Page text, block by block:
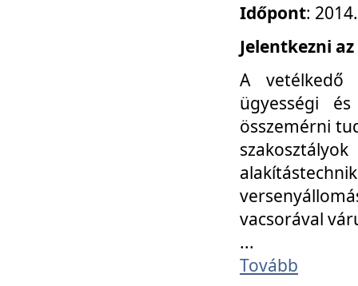
Időpont:
Jelentkezni az
A vetélkedő
ügyességi
összemérni
vacsorával
...
Tovább